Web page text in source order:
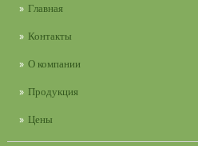
Главная
Контакты
О компании
Продукция
Цены